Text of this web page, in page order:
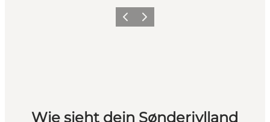
ZurückWeiter
Wie sieht dein Sønderjylland